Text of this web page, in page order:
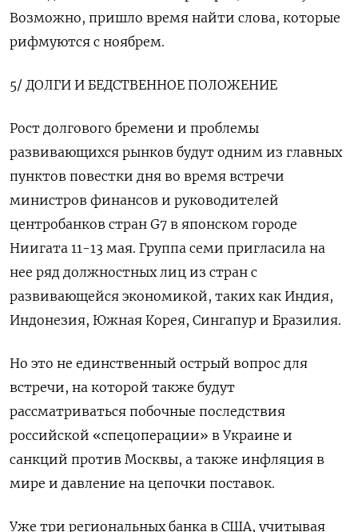
Возможно, пришло время найти слова, которые
рифмуются с ноябрем.
5/ ДОЛГИ И БЕДСТВЕННОЕ ПОЛОЖЕНИЕ
Рост долгового бремени и проблемы
развивающихся рынков будут одним из главных
пунктов повестки дня во время встречи
министров финансов и руководителей
центробанков стран G7 в японском городе
Ниигата 11-13 мая. Группа семи пригласила на
нее ряд должностных лиц из стран с
развивающейся экономикой, таких как Индия,
Индонезия, Южная Корея, Сингапур и Бразилия.
Но это не единственный острый вопрос для
встречи, на которой также будут
рассматриваться побочные последствия
российской «спецоперации» в Украине и
санкций против Москвы, а также инфляция в
мире и давление на цепочки поставок.
Уже три региональных банка в США, учитывая